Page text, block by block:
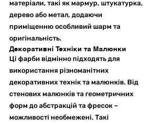
матеріали, такі як мармур, штукатурка,
дерево або метал, додаючи
приміщенню особливий шарм та
оригінальність.
Декоративні Техніки та Малюнки
Ці фарби відмінно підходять для
використання різноманітних
декоративних технік та малюнків. Від
стенових малюнків та геометричних
форм до абстракцій та фресок –
можливості необмежені. Такі